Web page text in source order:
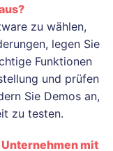
zu wählen,
legen Sie
Funktionen
und prüfen
Sie Demos an,
zu testen.
mit